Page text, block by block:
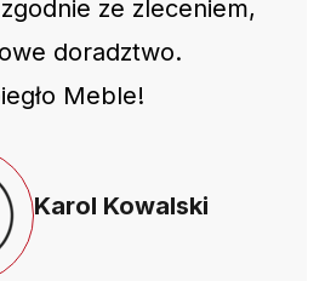
ze zleceniem,
doradztwo.
Meble!
Karol Kowalski